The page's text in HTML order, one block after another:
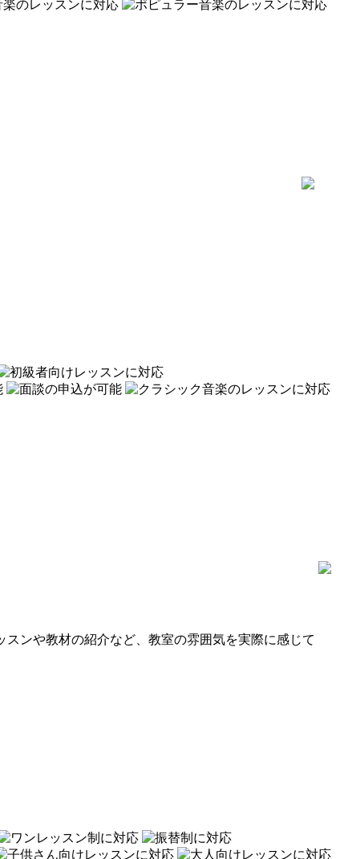
ンや教材の紹介など、教室の雰囲気を実際に感じて